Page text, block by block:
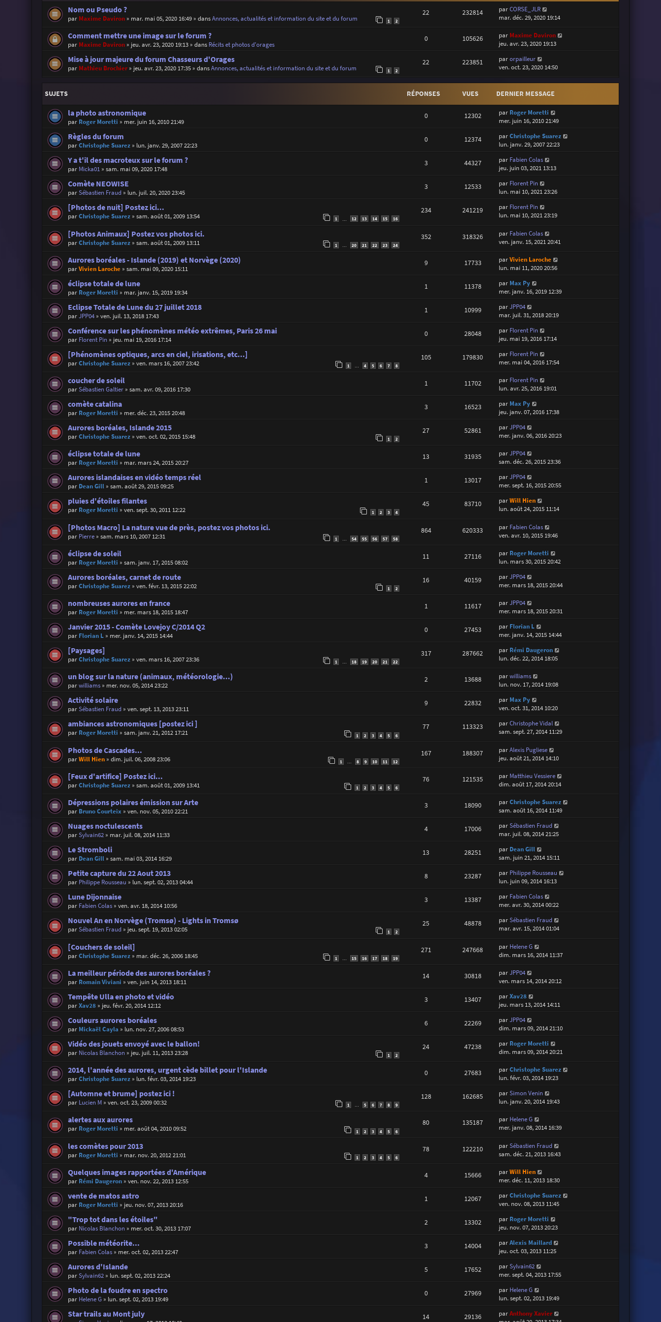
Nom ou Pseudo ?
par Maxime Daviron» mar. mai 05, 2020 16:49» dansAnnonces, actualités et information du site et du forum 1 2
22 232814 parCORSE_JLR
mar. déc. 29, 2020 19:14
Comment mettre une image sur le forum ?
par Maxime Daviron» jeu. avr. 23, 2020 19:13» dans Récits et photos d'orages
0 105626 par Maxime Daviron
jeu. avr. 23, 2020 19:13
Mise à jour majeure du forum Chasseurs d'Orages
par Mathieu Brochier» jeu. avr. 23, 2020 17:35» dansAnnonces, actualités et information du site et du forum 1 2
22 223851 parorpailleur
ven. oct. 23, 2020 14:50
SUJETS RÉPONSES VUES DERNIER MESSAGE
la photo astronomique
par Roger Moretti » mer. juin 16, 2010 21:49
0 12302 par Roger Moretti
mer. juin 16, 2010 21:49
Règles du forum
parChristophe Suarez» lun. janv. 29, 2007 22:23
0 12374 parChristophe Suarez
lun. janv. 29, 2007 22:23
Y a t'il des macroteux sur le forum ?
par Micka01» sam. mai 09, 2020 17:48
3 44327 par Fabien Colas
jeu. juin 03, 2021 13:13
Comète NEOWISE
parSébastien Fraud» lun. juil. 20, 2020 23:45
3 12533 par Florent Pin
lun. mai 10, 2021 23:26
[Photos de nuit] Postez ici...
parChristophe Suarez» sam. août 01, 2009 13:54 1 12 13 14 15 16
234 241219 par Florent Pin
lun. mai 10, 2021 23:19
[Photos Animaux] Postez vos photos ici.
parChristophe Suarez» sam. août 01, 2009 13:11 1 20 21 22 23 24
352 318326 par Fabien Colas
ven. janv. 15, 2021 20:41
Aurores boréales - Islande (2019) et Norvège (2020)
parVivien Laroche» sam. mai 09, 2020 15:11
9 17733 parVivien Laroche
lun. mai 11, 2020 20:56
éclipse totale de lune
par Roger Moretti » mar. janv. 15, 2019 19:34
1 11378 par Max Py
mer. janv. 16, 2019 12:39
Eclipse Totale de Lune du 27 juillet 2018
parJPP04» ven. juil. 13, 2018 17:43
1 10999 parJPP04
mar. juil. 31, 2018 20:19
Conférence sur les phénomènes météo extrêmes, Paris 26 mai
par Florent Pin» jeu. mai 19, 2016 17:14
0 28048 par Florent Pin
jeu. mai 19, 2016 17:14
[Phénomènes optiques, arcs en ciel, irisations, etc...]
parChristophe Suarez» ven. mars 16, 2007 23:42 1 4 5 6 7 8
105 179830 par Florent Pin
mer. mai 04, 2016 17:54
coucher de soleil
parSébastien Galtier» sam. avr. 09, 2016 17:30
1 11702 par Florent Pin
lun. avr. 25, 2016 19:01
comète catalina
par Roger Moretti » mer. déc. 23, 2015 20:48
3 16523 par Max Py
jeu. janv. 07, 2016 17:38
Aurores boréales, Islande 2015
parChristophe Suarez» ven. oct. 02, 2015 15:48 1 2
27 52861 parJPP04
mer. janv. 06, 2016 20:23
éclipse totale de lune
par Roger Moretti » mar. mars 24, 2015 20:27
13 31935 parJPP04
sam. déc. 26, 2015 23:36
Aurores islandaises en vidéo temps réel
par Dean Gill» sam. août 29, 2015 09:25
1 13017 parJPP04
mer. sept. 16, 2015 20:55
pluies d'étoiles filantes
par Roger Moretti » ven. sept. 30, 2011 12:22 1 2 3 4
45 83710 parWill Hien
lun. août 24, 2015 11:14
[Photos Macro] La nature vue de près, postez vos photos ici.
par Pierre» sam. mars 10, 2007 12:31 1 54 55 56 57 58
864 620333 par Fabien Colas
ven. avr. 10, 2015 19:46
éclipse de soleil
par Roger Moretti » sam. janv. 17, 2015 08:02
11 27116 par Roger Moretti
lun. mars 30, 2015 20:42
Aurores boréales, carnet de route
parChristophe Suarez» ven. févr. 13, 2015 22:02 1 2
16 40159 parJPP04
mer. mars 18, 2015 20:44
nombreuses aurores en france
par Roger Moretti » mer. mars 18, 2015 18:47
1 11617 parJPP04
mer. mars 18, 2015 20:31
Janvier 2015 - Comète Lovejoy C/2014 Q2
par Florian L» mer. janv. 14, 2015 14:44
0 27453 par Florian L
mer. janv. 14, 2015 14:44
[Paysages]
parChristophe Suarez» ven. mars 16, 2007 23:36 1 … 18 19 20 21 22
317 287662 par Rémi Daugeron
lun. déc. 22, 2014 18:05
un blog sur la nature (animaux, météorologie...)
parwilliams» mer. nov. 05, 2014 23:22
2 13688 parwilliams
lun. nov. 17, 2014 19:08
Activité solaire
parSébastien Fraud» ven. sept. 13, 2013 23:11
9 22832 par Max Py
ven. oct. 31, 2014 10:20
ambiances astronomiques [postez ici ]
par Roger Moretti » sam. janv. 21, 2012 17:21 1 2 3 4 5 6
77 113323 parChristophe Vidal
sam. sept. 27, 2014 11:29
Photos de Cascades...
parWill Hien» dim. juil. 06, 2008 23:06 1 8 9 10 11 12
167 188307 parAlexis Pugliese
jeu. août 21, 2014 14:10
[Feux d'artifice] Postez ici...
parChristophe Suarez» sam. août 01, 2009 13:41 1 2 3 4 5 6
76 121535 par Matthieu Vessiere
dim. août 17, 2014 20:14
Dépressions polaires émission sur Arte
par Bruno Courteix» ven. nov. 05, 2010 22:21
3 18090 parChristophe Suarez
sam. août 16, 2014 11:49
Nuages noctulescents
parSylvain62» mar. juil. 08, 2014 11:33
4 17006 parSébastien Fraud
mar. juil. 08, 2014 21:25
Le Stromboli
par Dean Gill» sam. mai 03, 2014 16:29
13 28251 par Dean Gill
sam. juin 21, 2014 15:11
Petite capture du 22 Aout 2013
par Philippe Rousseau » lun. sept. 02, 2013 04:44
8 23287 par Philippe Rousseau
lun. juin 09, 2014 16:13
Lune Dijonnaise
par Fabien Colas» ven. avr. 18, 2014 10:56
3 13387 par Fabien Colas
mer. avr. 30, 2014 00:22
Nouvel An en Norvège (Tromsø) - Lights in Tromsø
parSébastien Fraud» jeu. sept. 19, 2013 02:05 1 2
25 48878 parSébastien Fraud
mar. avr. 15, 2014 01:04
[Couchers de soleil]
parChristophe Suarez» mar. déc. 26, 2006 18:45 1 15 16 17 18 19
271 247668 par Helene G
dim. mars 16, 2014 11:37
La meilleur période des aurores boréales ?
par Romain Viviani » ven. juin 14, 2013 18:11
14 30818 parJPP04
ven. mars 14, 2014 20:12
Tempête Ulla en photo et vidéo
parXav28» jeu. févr. 20, 2014 12:12
3 13407 parXav28
jeu. mars 13, 2014 14:11
Couleurs aurores boréales
par Mickaël Cayla » lun. nov. 27, 2006 08:53
6 22269 parJPP04
dim. mars 09, 2014 21:10
Vidéo des jouets envoyé avec le ballon!
par Nicolas Blanchon» jeu. juil. 11, 2013 23:28 1 2
24 47238 par Roger Moretti
dim. mars 09, 2014 20:21
2014, l'année des aurores, urgent cède billet pour l'Islande
parChristophe Suarez» lun. févr. 03, 2014 19:23
0 27683 parChristophe Suarez
lun. févr. 03, 2014 19:23
[Automne et brume] postez ici !
par Lucien M» ven. oct. 23, 2009 00:32 1 … 5 6 7 8 9
128 162685 parSimon Venin
lun. janv. 20, 2014 19:43
alertes aux aurores
par Roger Moretti » mer. août 04, 2010 09:52 1 2 3 4 5 6
80 135187 par Helene G
mer. janv. 08, 2014 16:39
les comètes pour 2013
par Roger Moretti » mar. nov. 20, 2012 21:01 1 2 3 4 5 6
78 122210 parSébastien Fraud
sam. déc. 21, 2013 16:43
Quelques images rapportées d'Amérique
par Rémi Daugeron» ven. nov. 22, 2013 12:55
4 15666 parWill Hien
mer. déc. 11, 2013 18:30
vente de matos astro
par Roger Moretti » jeu. nov. 07, 2013 20:16
1 12067 parChristophe Suarez
ven. nov. 08, 2013 11:45
"Trop tot dans les étoiles"
par Nicolas Blanchon» mer. oct. 30, 2013 17:07
2 13302 par Roger Moretti
jeu. nov. 07, 2013 20:23
Possible météorite...
par Fabien Colas» mer. oct. 02, 2013 22:47
3 14004 parAlexis Maillard
jeu. oct. 03, 2013 11:25
Aurores d'Islande
parSylvain62» lun. sept. 02, 2013 22:24
5 17652 parSylvain62
mer. sept. 04, 2013 17:55
Photo de la foudre en spectro
par Helene G» lun. sept. 02, 2013 19:49
0 27969 par Helene G
lun. sept. 02, 2013 19:49
Star trails au Mont july 14 29136 parAnthony Xavier